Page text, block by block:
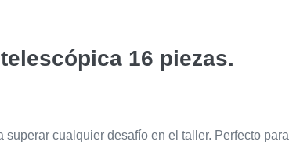
16 piezas.
cualquier desafío en el taller. Perfecto para